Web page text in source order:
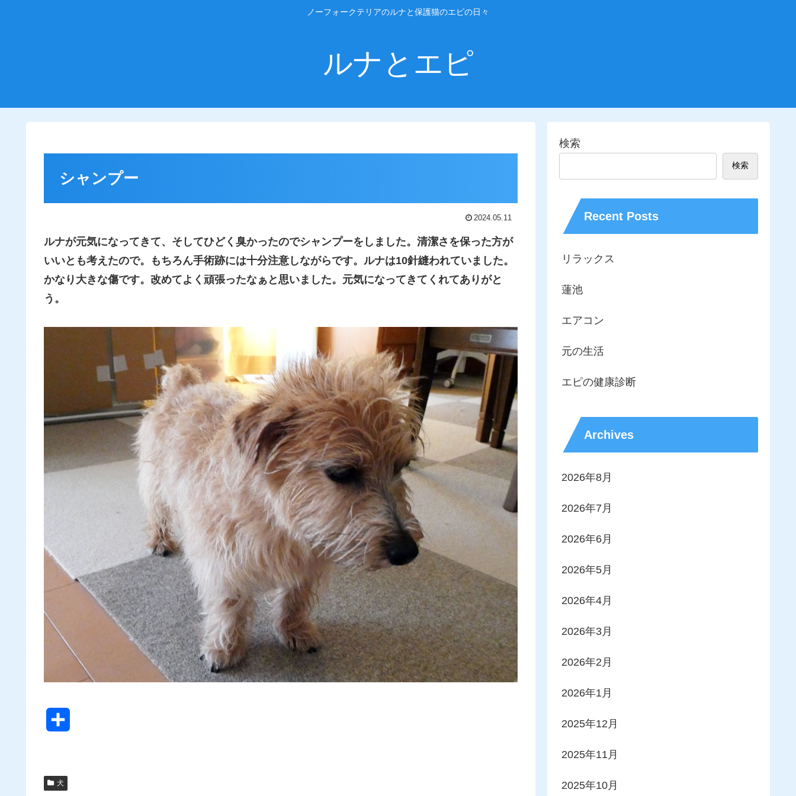
ノーフォークテリアのルナと保護猫のエピの日々
ルナとエピ
シャンプー
2024.05.11
ルナが元気になってきて、そしてひどく臭かったのでシャンプーをしました。清潔さを保った方が
いいとも考えたので。もちろん手術跡には十分注意しながらです。ルナは10針縫われていました。
かなり大きな傷です。改めてよく頑張ったなぁと思いました。元気になってきてくれてありがと
う。
犬
検索
検索
Recent Posts
リラックス
蓮池
エアコン
元の生活
エピの健康診断
Archives
2026年8月
2026年7月
2026年6月
2026年5月
2026年4月
2026年3月
2026年2月
2026年1月
2025年12月
2025年11月
2025年10月